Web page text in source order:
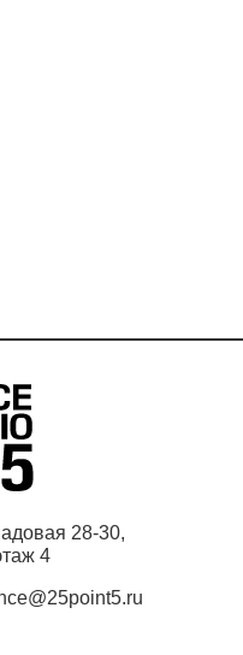
28-30,
4